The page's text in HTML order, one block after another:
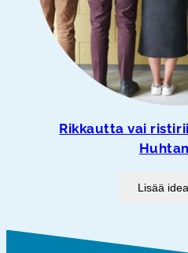
Rikkautta vai
Lisää